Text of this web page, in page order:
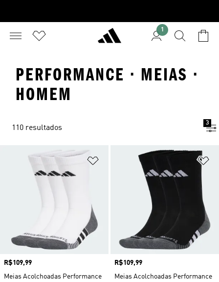
1
PERFORMANCE · MEIAS ·
HOMEM
110 resultados
3
Adicionar à Lista de Desejos
Preço
R$109,99
Meias Acolchoadas Performance
Preço
R$109,99
Meias Acolchoadas Performance